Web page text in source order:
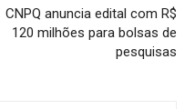
CNPQ anuncia edital com R$
120 milhões para bolsas de
pesquisas